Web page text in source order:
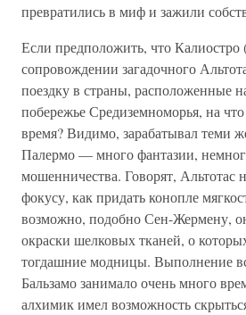
превратились в миф и зажили
Если предположить, что Калиостро
сопровождении загадочного
поездку в страны, расположенные
побережье Средиземноморья, на
время? Видимо, зарабатывал теми
Палермо — много фантазии,
мошенничества. Говорят, Альтотас
фокусу, как придать конопле
возможно, подобно Сен-Жермену,
окраски шелковых тканей, о
тогдашние модницы. Выполнение
Бальзамо занимало очень много
алхимик имел возможность